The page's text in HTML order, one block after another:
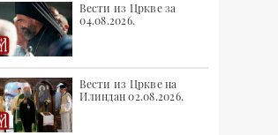
Вести из Цркве за
04.08.2026.
Вести из Цркве на
Илиндан 02.08.2026.